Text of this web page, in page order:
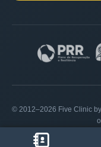
© 2012–2026 Five Clinic
Política de